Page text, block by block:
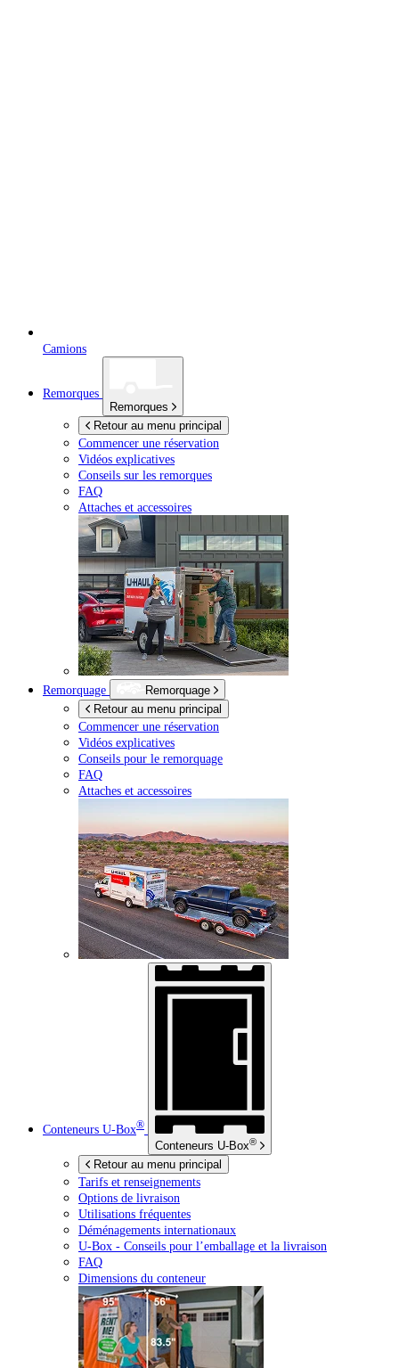
Camions
Remorques
Remorques
Retour au menu principal
Commencer une réservation
Vidéos explicatives
Conseils sur les remorques
FAQ
Attaches et accessoires
Remorquage
Remorquage
Retour au menu principal
Commencer une réservation
Vidéos explicatives
Conseils pour le remorquage
FAQ
Attaches et accessoires
Conteneurs U-Box®
Conteneurs U-Box®
Retour au menu principal
Tarifs et renseignements
Options de livraison
Utilisations fréquentes
Déménagements internationaux
U-Box - Conseils pour l’emballage et la livraison
FAQ
Dimensions du conteneur